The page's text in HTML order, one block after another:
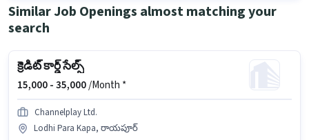
Similar Job Openings almost matching your
search
క్రెడిట్ కార్డ్ సేల్స్
15,000 -35,000/Month *
Channelplay Ltd.
Lodhi Para Kapa, రాయపూర్